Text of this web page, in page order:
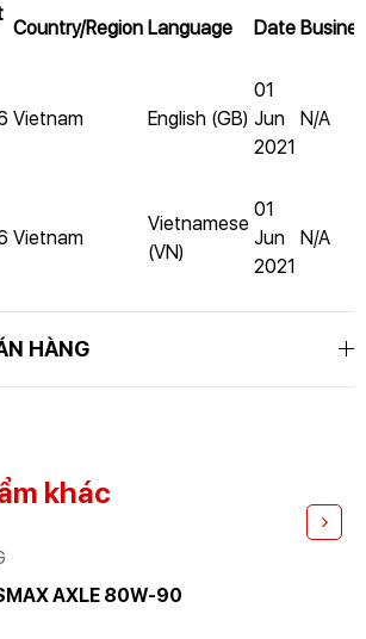
Country/Region Language Date
Vietnam English (GB)
01
Jun
2021
N/A
Vietnam
Vietnamese
(VN)
01
Jun
2021
N/A
HÀNG
TIN ĐỂ CHÚNG TÔI TƯ VẤN
khác
AXLE 80W-90